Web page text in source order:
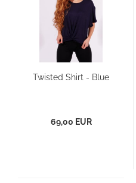
Twisted Shirt - Blue
69,00 EUR